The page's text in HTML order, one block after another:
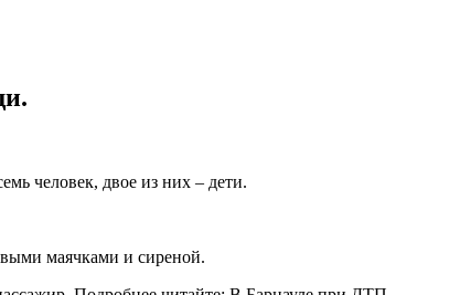
человек, двое из них – дети.
маячками и сиреной.